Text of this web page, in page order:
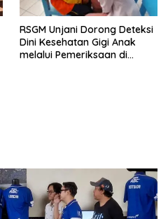
RSGM Unjani Dorong Deteksi
Dini Kesehatan Gigi Anak
melalui Pemeriksaan di